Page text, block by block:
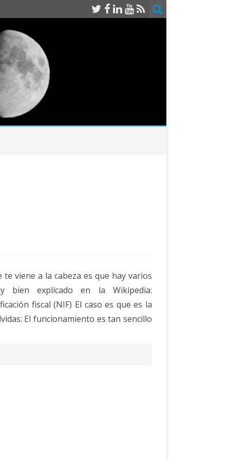
viene a la cabeza es que hay varios
explicado en la Wikipedia:
fiscal (NIF) El caso es que es la
El funcionamiento es tan sencillo